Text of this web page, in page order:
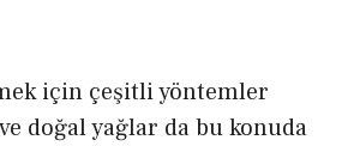
için çeşitli yöntemler
doğal yağlar da bu konuda